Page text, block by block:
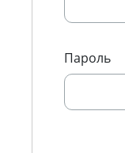
Пароль